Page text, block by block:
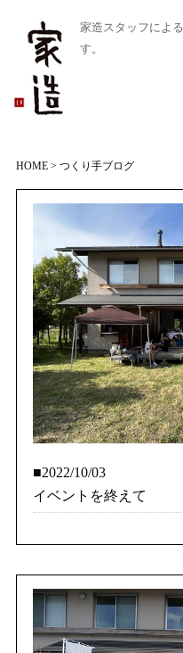
家造スタッフによ
す。
HOME> つくり手ブログ
■2022/10/03
イベントを終えて